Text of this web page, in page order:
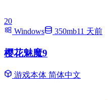
20
Windows
350mb11 天前
樱花魅魔9
游戏本体 简体中文